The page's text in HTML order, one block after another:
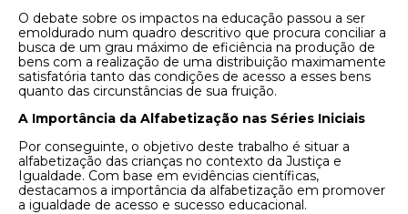
O debate sobre os impactos na educação passou a ser
emoldurado num quadro descritivo que procura conciliar a
busca de um grau máximo de eficiência na produção de
bens com a realização de uma distribuição maximamente
satisfatória tanto das condições de acesso a esses bens
quanto das circunstâncias de sua fruição.
A Importância da Alfabetização nas Séries Iniciais
Por conseguinte, o objetivo deste trabalho é situar a
alfabetização das crianças no contexto da Justiça e
Igualdade. Com base em evidências científicas,
destacamos a importância da alfabetização em promover
a igualdade de acesso e sucesso educacional.